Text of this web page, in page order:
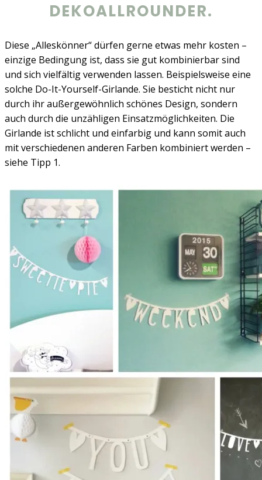
DEKOALLROUNDER.
Diese „Alleskönner“ dürfen gerne etwas mehr kosten –
einzige Bedingung ist, dass sie gut kombinierbar sind
und sich vielfältig verwenden lassen. Beispielsweise eine
solche Do-It-Yourself-Girlande. Sie besticht nicht nur
durch ihr außergewöhnlich schönes Design, sondern
auch durch die unzähligen Einsatzmöglichkeiten. Die
Girlande ist schlicht und einfarbig und kann somit auch
mit verschiedenen anderen Farben kombiniert werden –
siehe Tipp 1.